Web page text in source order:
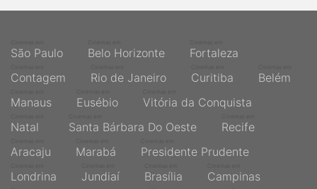
São Paulo Belo Horizonte Fortaleza
Contagem Rio de Janeiro Curitiba Belém
Manaus Eusébio Vitória da Conquista
Natal Santa Bárbara Do Oeste Recife
Aracaju Marabá Presidente Prudente
Londrina Jundiaí Brasília Campinas